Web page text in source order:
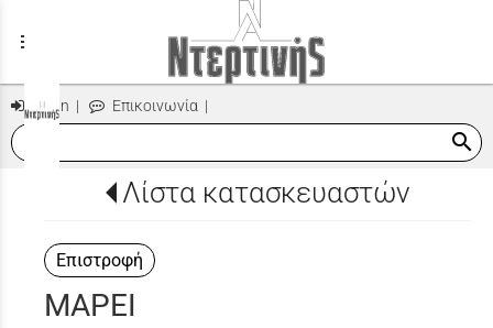
menu
Login | Επικοινωνία |
search
Λίστα κατασκευαστών
Επιστροφή
MAPEI